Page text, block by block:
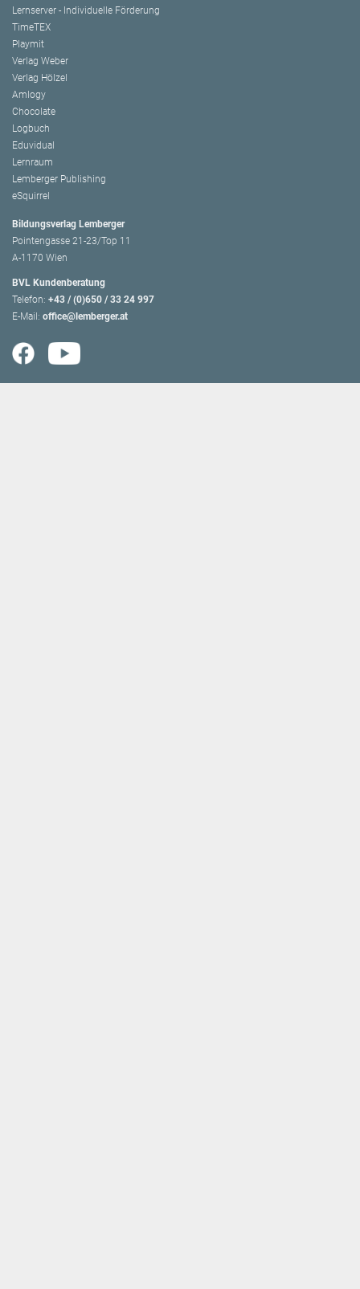
Lernserver - Individuelle Förderung
TimeTEX
Playmit
Verlag Weber
Verlag Hölzel
Amlogy
Chocolate
Logbuch
Eduvidual
Lernraum
Lemberger Publishing
eSquirrel
Bildungsverlag Lemberger
Pointengasse 21-23/Top 11
A-1170 Wien
BVL Kundenberatung
Telefon: +43 / (0)650 / 33 24 997
E-Mail: office@lemberger.at